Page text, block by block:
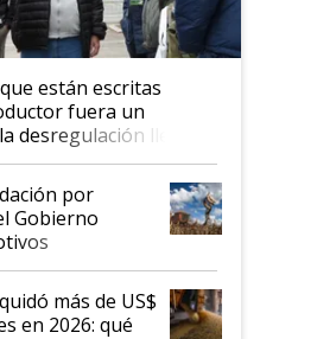
están escritas
fuera un
desregulación llegó
y hasta se
al IPCVA
por
Gobierno
más de US$
en 2026: qué